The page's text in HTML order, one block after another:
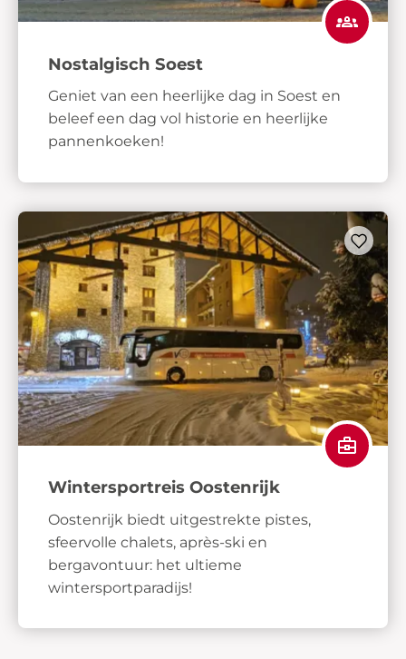
Nostalgisch Soest
Geniet van een heerlijke dag in Soest en
beleef een dag vol historie en heerlijke
pannenkoeken!
Wintersportreis Oostenrijk
Oostenrijk biedt uitgestrekte pistes,
sfeervolle chalets, après-ski en
bergavontuur: het ultieme
wintersportparadijs!